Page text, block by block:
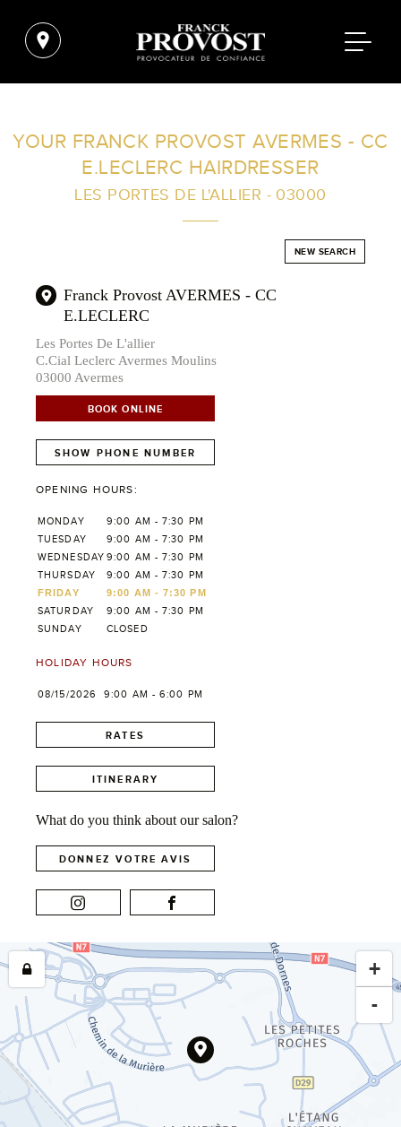
FILTER
YOUR FRANCK PROVOST AVERMES - CC
E.LECLERC HAIRDRESSER
LES PORTES DE L'ALLIER - 03000
NEW SEARCH
Franck Provost AVERMES - CC
E.LECLERC
Les Portes De L'allier
C.Cial Leclerc Avermes Moulins
03000 Avermes
BOOK ONLINE
SHOW PHONE NUMBER
OPENING HOURS:
MONDAY
9:00 AM - 7:30 PM
TUESDAY
9:00 AM - 7:30 PM
WEDNESDAY 9:00 AM - 7:30 PM
THURSDAY
9:00 AM - 7:30 PM
FRIDAY
9:00 AM - 7:30 PM
SATURDAY
9:00 AM - 7:30 PM
SUNDAY
CLOSED
HOLIDAY HOURS
08/15/2026 9:00 AM - 6:00 PM
RATES
ITINERARY
What do you think about our salon?
DONNEZ VOTRE AVIS
+
-